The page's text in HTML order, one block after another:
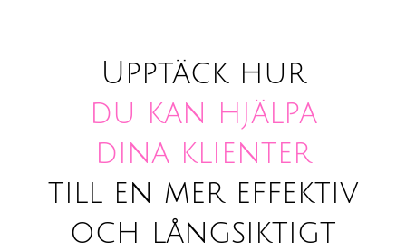
Upptäck hur
du kan hjälpa
dina klienter
till en mer effektiv
och långsiktigt